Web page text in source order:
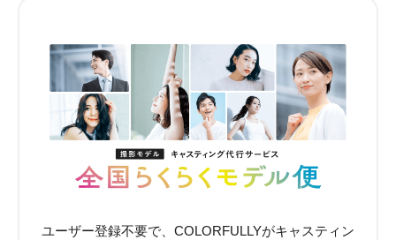
ユーザー登録不要で、COLORFULLYがキャスティン